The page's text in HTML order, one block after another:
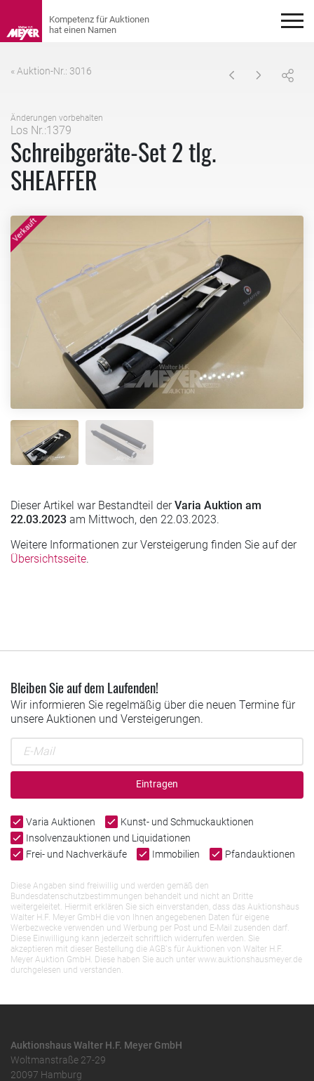
« Auktion-Nr.: 3016
Änderungen vorbehalten
Los Nr.:1379
Schreibgeräte-Set 2 tlg.
SHEAFFER
Dieser Artikel war Bestandteil derVaria Auktion am
22.03.2023 am Mittwoch, den 22.03.2023.
Weitere Informationen zur Versteigerung finden Sie auf der
Übersichtsseite.
Bleiben Sie auf dem Laufenden!
Wir informieren Sie regelmäßig über die neuen Termine für
unsere Auktionen und Versteigerungen.
Eintragen
Varia Auktionen
Kunst- und Schmuckauktionen
Insolvenzauktionen und Liquidationen
Frei- und Nachverkäufe
Immobilien Pfandauktionen
Diese Angaben sind freiwillig und werden gemäß den
Bundesdatenschutzbestimmungen behandelt und nicht an Dritte
weitergeleitet. Hiermit erklären Sie sich einverstanden, dass das Auktionshaus
Walter H.F. Meyer GmbH die von Ihnen angegebenen Daten für eigene
Werbezwecke verwenden und Werbung per Post und E-Mail zusenden darf.
Diese Einwilligung kann jederzeit schriftlich widerrufen werden. Sie
akzeptieren mit dieser Bestellung die AGB`s für Auktionen von Walter H.F.
Meyer Auktion GmbH. Diese haben Sie auch unter www.auktionshausmeyer.de
durchgelesen und verstanden.
Auktionshaus Walter H.F. Meyer GmbH
Woltmanstraße 27-29
20097 Hamburg